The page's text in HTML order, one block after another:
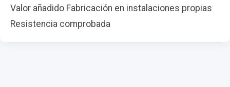
Valor añadido Fabricación en instalaciones propias
Resistencia comprobada